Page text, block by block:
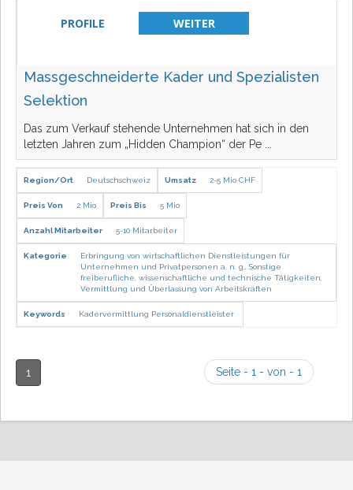
PROFILE WEITER
Massgeschneiderte Kader und Spezialisten
Selektion
Das zum Verkauf stehende Unternehmen hat sich in den
letzten Jahren zum „Hidden Champion“ der Pe
Region/Ort Deutschschweiz Umsatz 2-5 Mio CHF
Preis Von 2 Mio Preis Bis 5 Mio
Anzahl Mitarbeiter 5-10 Mitarbeiter
Kategorie
Erbringung von wirtschaftlichen Dienstleistungen für
Unternehmen und Privatpersonen a. n. g.
Sonstige
freiberufliche, wissenschaftliche und technische Tätigkeiten
Vermittlung und Überlassung von Arbeitskräften
Keywords Kadervermittlung Personaldienstleister
1 Seite - 1 - von - 1